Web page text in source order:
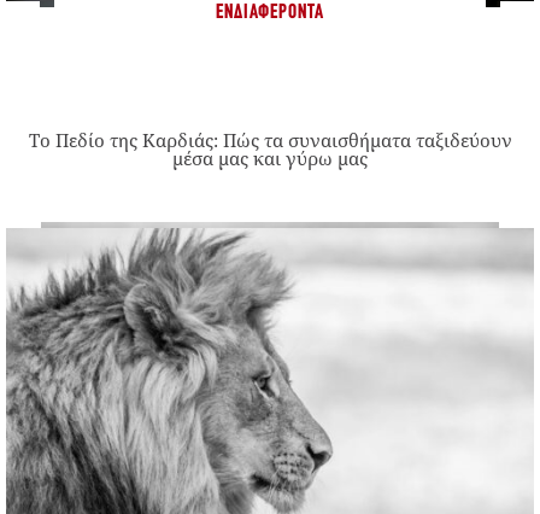
ΕΝΔΙΑΦΈΡΟΝΤΑ
Το Πεδίο της Καρδιάς: Πώς τα συναισθήματα ταξιδεύουν
μέσα μας και γύρω μας